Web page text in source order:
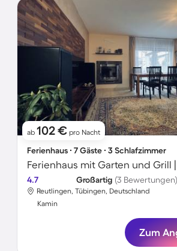
ab 102 € pro Nacht
Ferienhaus ∙ 7 Gäste ∙ 3 Schlafzimmer
4.7 Großartig (3 Bewertungen)
Reutlingen, Tübingen, Deutschland
Kamin
Zum